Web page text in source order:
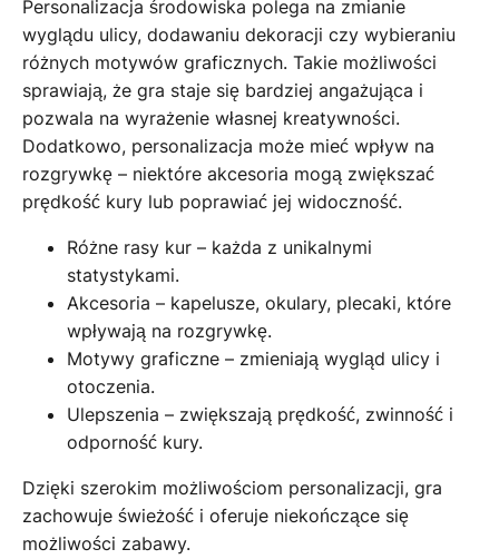
Personalizacja środowiska polega na zmianie
wyglądu ulicy, dodawaniu dekoracji czy wybieraniu
różnych motywów graficznych. Takie możliwości
sprawiają, że gra staje się bardziej angażująca i
pozwala na wyrażenie własnej kreatywności.
Dodatkowo, personalizacja może mieć wpływ na
rozgrywkę – niektóre akcesoria mogą zwiększać
prędkość kury lub poprawiać jej widoczność.
Różne rasy kur – każda z unikalnymi
statystykami.
Akcesoria – kapelusze, okulary, plecaki, które
wpływają na rozgrywkę.
Motywy graficzne – zmieniają wygląd ulicy i
otoczenia.
Ulepszenia – zwiększają prędkość, zwinność i
odporność kury.
Dzięki szerokim możliwościom personalizacji, gra
zachowuje świeżość i oferuje niekończące się
możliwości zabawy.